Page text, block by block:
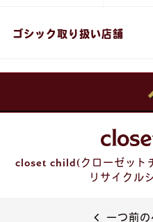
ゴシック取り扱い店舗
closet child(クローゼット
リサイクル
一つ前の